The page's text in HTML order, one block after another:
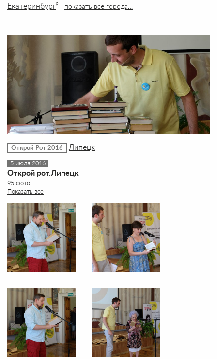
Екатеринбург9 показать все города…
Открой Рот 2016 Липецк
5 июля 2016
Открой рот.Липецк
95 фото
Показать все